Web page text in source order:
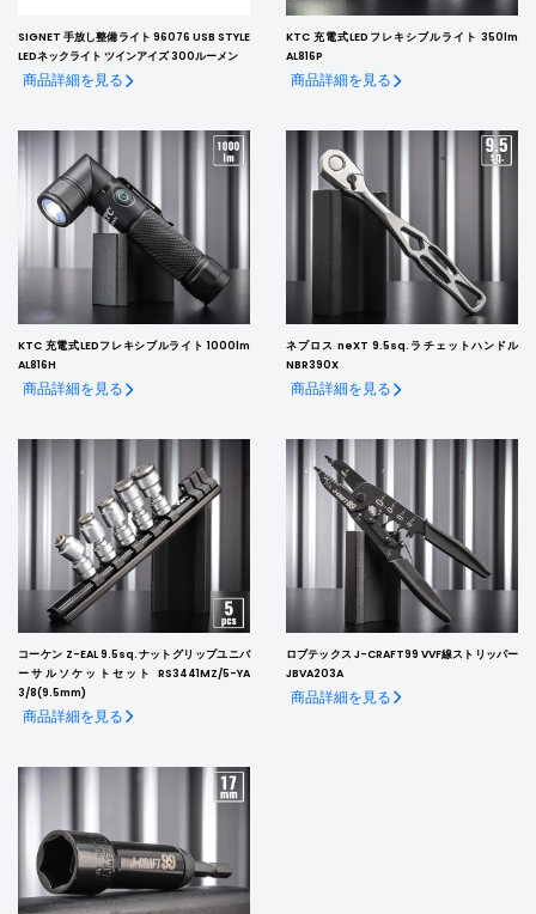
SIGNET 手放し整備ライト 96076 USB STYLE
LEDネックライト ツインアイズ 300ルーメン
商品詳細を見る
KTC 充電式LEDフレキシブルライト 350lm
AL816P
商品詳細を見る
KTC 充電式LEDフレキシブルライト 1000lm
AL816H
商品詳細を見る
ネプロス neXT 9.5sq.ラチェットハンドル
NBR390X
商品詳細を見る
コーケン Z-EAL 9.5sq.ナットグリップユニバ
ーサルソケットセット RS3441MZ/5-YA
3/8(9.5mm)
商品詳細を見る
ロブテックス J-CRAFT99 VVF線ストリッパー
JBVA203A
商品詳細を見る